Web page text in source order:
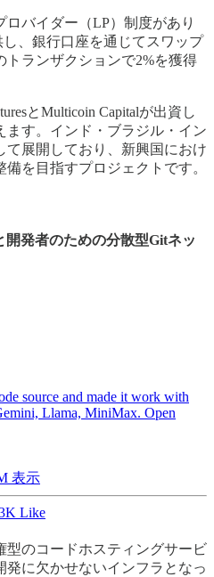
バイダー（LP）制度があり
、銀行口座を通じてスワップ
トランザクションで2%を獲得
とMulticoin Capitalが出資し
ます。インド・ブラジル・イン
て展開しており、新興国におけ
を目指すプロジェクトです。
発者のための分散型Gitネッ
source and made it work with
Llama, MiniMax. Open
表示
Like
型のコードホスティングサービ
発に欠かせないインフラとなっ